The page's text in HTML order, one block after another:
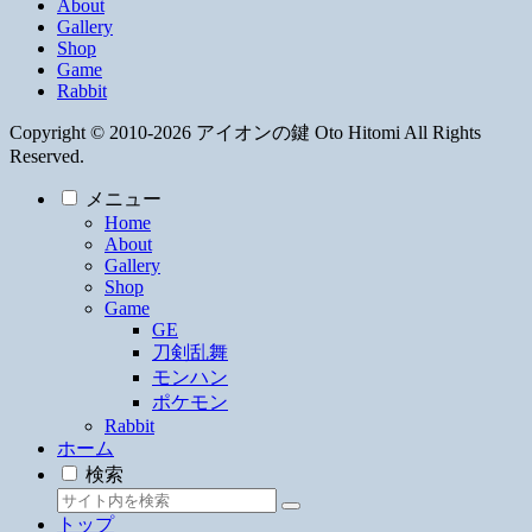
About
Gallery
Shop
Game
Rabbit
Copyright © 2010-2026 アイオンの鍵 Oto Hitomi All Rights
Reserved.
メニュー
Home
About
Gallery
Shop
Game
GE
刀剣乱舞
モンハン
ポケモン
Rabbit
ホーム
検索
トップ